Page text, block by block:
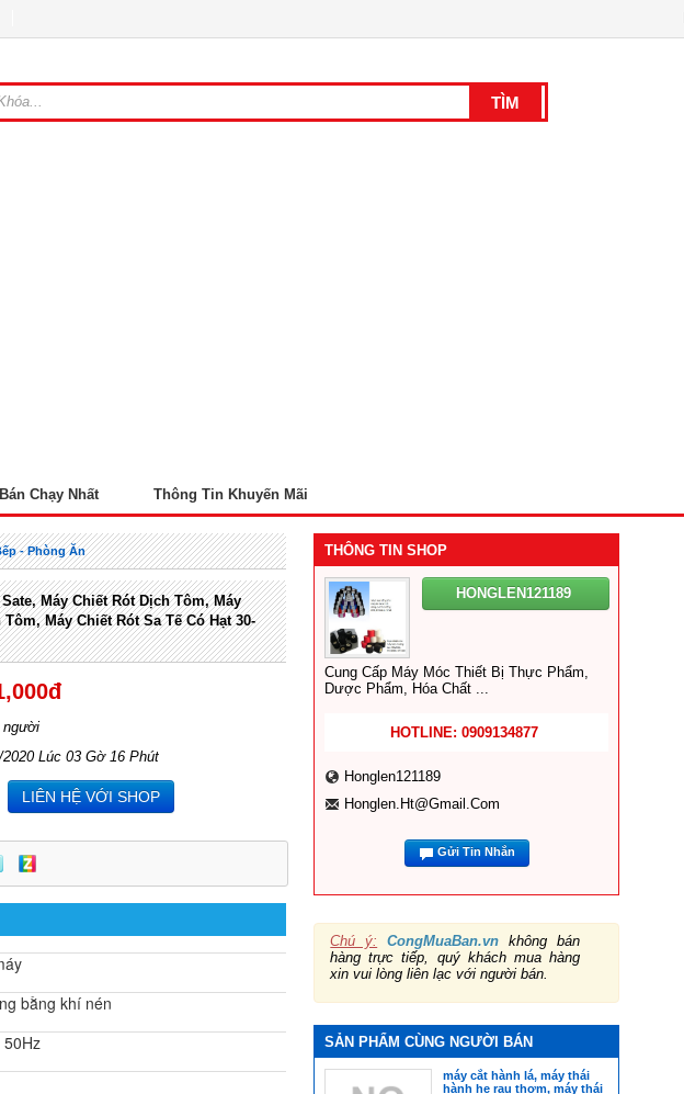
Bán Chạy Nhất Thông Tin Khuyến Mãi
- Phòng Ăn
Máy Chiết Rót Dịch Tôm, Máy
Máy Chiết Rót Sa Tế Có Hạt 30-
người
Lúc 03 Gờ 16 Phút
LIÊN HỆ VỚI SHOP
bằng khí nén
50Hz
THÔNG TIN SHOP
HONGLEN121189
Cung Cấp Máy Móc Thiết Bị Thực Phẩm,
Dược Phẩm, Hóa Chất ...
HOTLINE: 0909134877
Honglen121189
Honglen.ht@gmail.com
Gửi Tin Nhắn
Chú ý: CongMuaBan.vn không bán
hàng trực tiếp, quý khách mua hàng
xin vui lòng liên lạc với người bán.
SẢN PHẨM CÙNG NGƯỜI BÁN
máy cắt hành lá, máy thái
hành hẹ rau thơm, máy thái